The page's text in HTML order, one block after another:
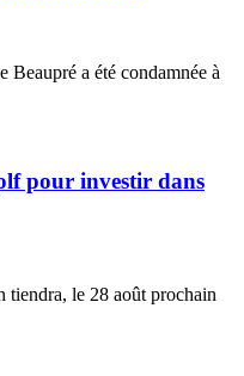
Beaupré a été condamnée à
pour investir dans
tiendra, le 28 août prochain